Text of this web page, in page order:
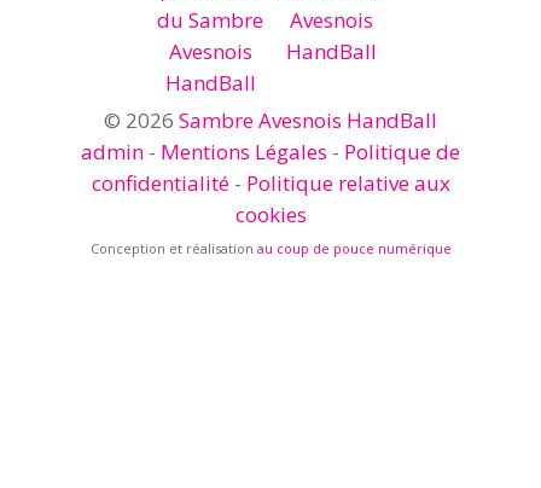
© 2026 Sambre Avesnois HandBall
admin - Mentions Légales - Politique de
confidentialité- Politique relative aux
cookies
Conception et réalisation au coup de pouce numérique